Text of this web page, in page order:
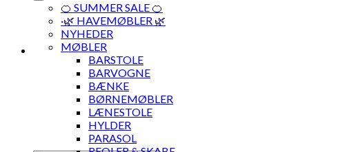
🍊 SUMMER SALE 🍊
·🌿 HAVEMØBLER 🌿
NYHEDER
MØBLER
BARSTOLE
BARVOGNE
BÆNKE
BØRNEMØBLER
LÆNESTOLE
HYLDER
PARASOL